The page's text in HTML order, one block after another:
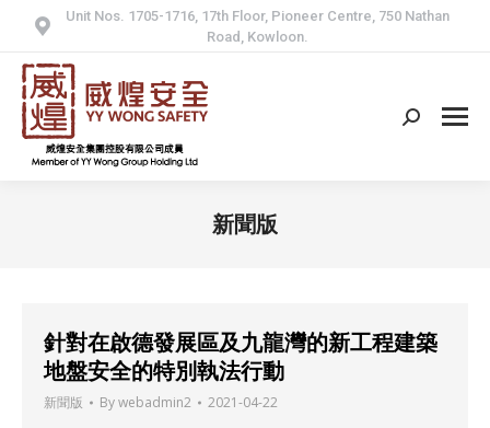
Unit Nos. 1705-1716, 17th Floor, Pioneer Centre, 750 Nathan
Road, Kowloon.
Search:
新聞版
針對在啟德發展區及九龍灣的新工程建築
地盤安全的特別執法行動
新聞版 Bywebadmin2 2021-04-22